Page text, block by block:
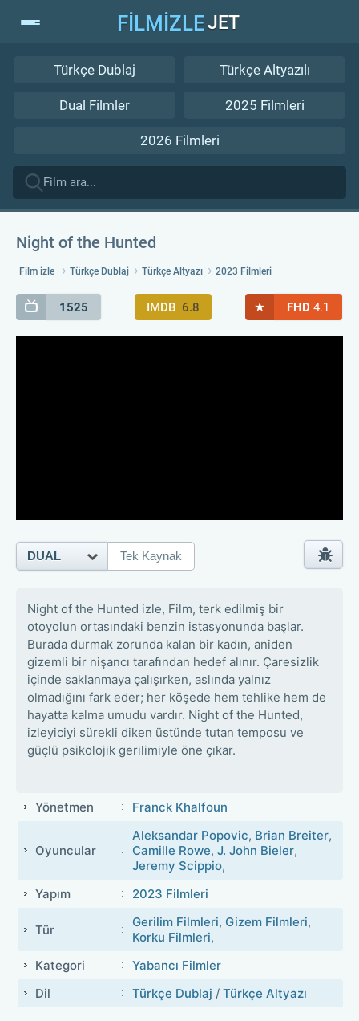
FİLMİZLEJET
Türkçe Dublaj Türkçe Altyazılı
Dual Filmler 2025 Filmleri
2026 Filmleri
Night of the Hunted
Film izle Türkçe Dublaj Türkçe Altyazı 2023 Filmleri
1525 IMDB 6.8 ★ FHD 4.1
Night of the Hunted izle, Film, terk edilmiş bir
otoyolun ortasındaki benzin istasyonunda başlar.
Burada durmak zorunda kalan bir kadın, aniden
gizemli bir nişancı tarafından hedef alınır. Çaresizlik
içinde saklanmaya çalışırken, aslında yalnız
olmadığını fark eder; her köşede hem tehlike hem de
hayatta kalma umudu vardır. Night of the Hunted,
izleyiciyi sürekli diken üstünde tutan temposu ve
güçlü psikolojik gerilimiyle öne çıkar.
Yönetmen Franck Khalfoun
Oyuncular
Aleksandar Popovic, Brian Breiter,
Camille Rowe, J. John Bieler,
Jeremy Scippio,
Yapım
2023 Filmleri
Tür Gerilim Filmleri, Gizem Filmleri,
Korku Filmleri,
Kategori
Yabancı Filmler
Dil
Türkçe Dublaj / Türkçe Altyazı
DUAL Tek Kaynak